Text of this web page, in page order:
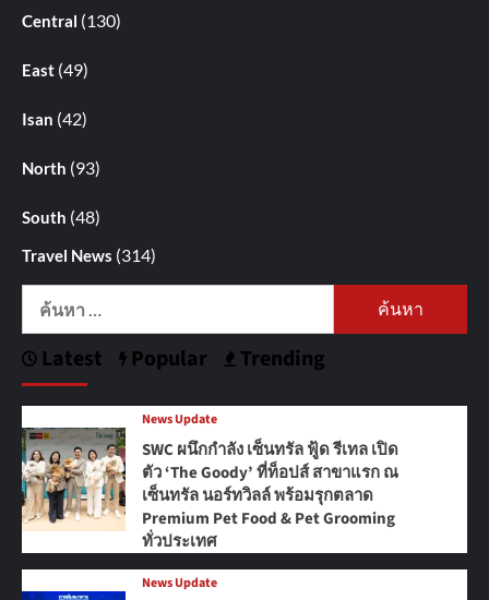
Central (130)
East (49)
Isan (42)
North (93)
South (48)
Travel News (314)
ค้นหา
Latest Popular Trending
News Update
SWC ผนึกกำลัง เซ็นทรัล ฟู้ด รีเทล เปิด
ตัว ‘The Goody’ ที่ท็อปส์ สาขาแรก ณ
เซ็นทรัล นอร์ทวิลล์ พร้อมรุกตลาด
Premium Pet Food & Pet Grooming
ทั่วประเทศ
News Update